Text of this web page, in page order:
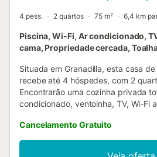
4 pess. 2 quartos 75 m² 6,4 km
Piscina, Wi-Fi, Ar condicionado,
cama, Propriedade cercada,
Situada em Granadilla, esta casa
recebe até 4 hóspedes, com 2
Encontrarão uma cozinha privada
condicionado, ventoinha, TV, Wi-Fi
trabalho dedicado. Está disponível
que viajam com bebés. Saíam para
privada descoberta e apreciem as
Cancelamento Gratuito